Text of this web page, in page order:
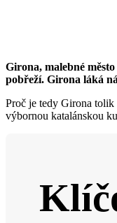
Girona, malebné
pobřeží. Girona láká
Proč je tedy Girona tolik
výbornou katalánskou